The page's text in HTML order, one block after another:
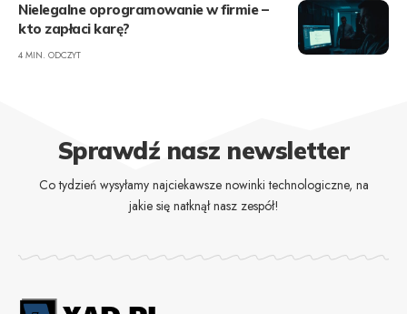
Nielegalne oprogramowanie w firmie –
kto zapłaci karę?
4 MIN. ODCZYT
Sprawdź nasz newsletter
Co tydzień wysyłamy najciekawsze nowinki technologiczne, na
jakie się natknął nasz zespół!